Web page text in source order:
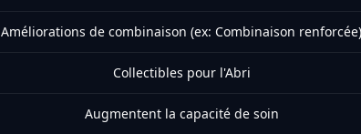
Améliorations de combinaison (ex: Combinaison renforcée)
Collectibles pour l'Abri
Augmentent la capacité de soin